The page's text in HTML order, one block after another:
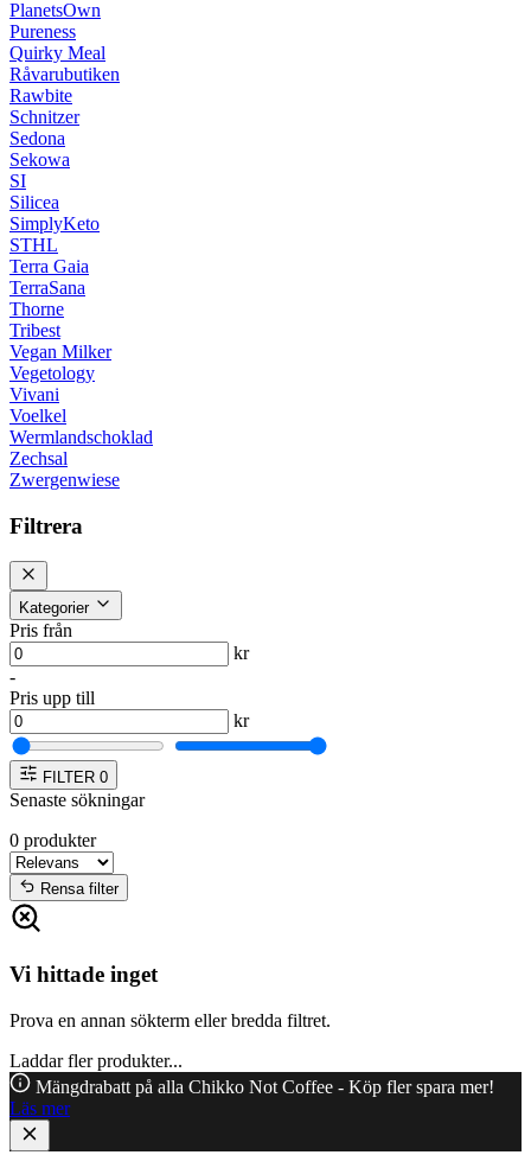
PlanetsOwn
Pureness
Quirky Meal
Råvarubutiken
Rawbite
Schnitzer
Sedona
Sekowa
SI
Silicea
SimplyKeto
STHL
Terra Gaia
TerraSana
Thorne
Tribest
Vegan Milker
Vegetology
Vivani
Voelkel
Wermlandschoklad
Zechsal
Zwergenwiese
Filtrera
Kategorier
Pris från
kr
-
Pris upp till
kr
FILTER 0
Senaste sökningar
0 produkter
Rensa filter
Vi hittade inget
Prova en annan sökterm eller bredda filtret.
Laddar fler produkter...
Mängdrabatt på alla Chikko Not Coffee - Köp fler spara mer!
Läs mer